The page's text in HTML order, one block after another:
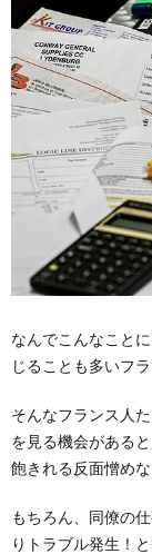
なんでこんなこと
じることも多いフラ
そんなフランス人
を見る機会がある
飽きれる反面憎め
もちろん、同僚の
りトラブル発生！